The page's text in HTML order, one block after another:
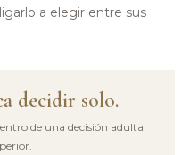
a elegir entre sus
decidir solo.
de una decisión adulta